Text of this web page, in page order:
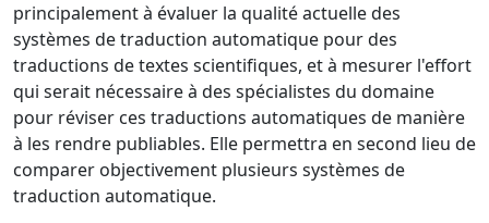
principalement à évaluer la qualité actuelle des
systèmes de traduction automatique pour des
traductions de textes scientifiques, et à mesurer l'effort
qui serait nécessaire à des spécialistes du domaine
pour réviser ces traductions automatiques de manière
à les rendre publiables. Elle permettra en second lieu de
comparer objectivement plusieurs systèmes de
traduction automatique.